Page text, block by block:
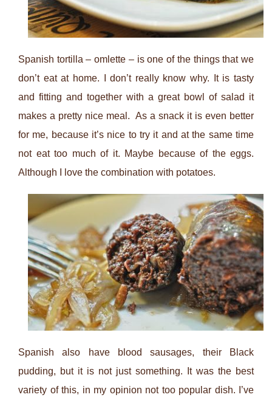
Spanish tortilla – omlette – is one of the things that we
don’t eat at home. I don’t really know why. It is tasty
and fitting and together with a great bowl of salad it
makes a pretty nice meal. As a snack it is even better
for me, because it’s nice to try it and at the same time
not eat too much of it. Maybe because of the eggs.
Although I love the combination with potatoes.
Spanish also have blood sausages, their Black
pudding, but it is not just something. It was the best
variety of this, in my opinion not too popular dish. I’ve